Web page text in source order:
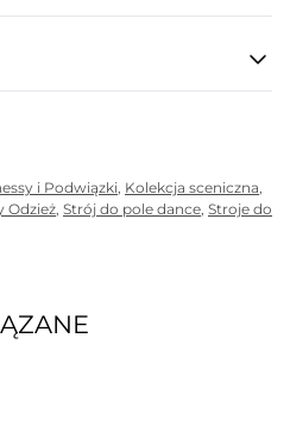
i Podwiązki Kolekcja sceniczna
Odzież Strój do pole dance Stroje do